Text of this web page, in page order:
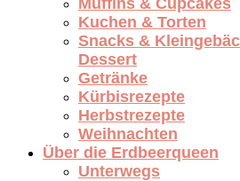
Muffins & Cupcakes
Kuchen & Torten
Snacks &
Dessert
Getränke
Kürbisrezepte
Herbstrezepte
Weihnachten
Über die Erdbeerqueen
Unterwegs